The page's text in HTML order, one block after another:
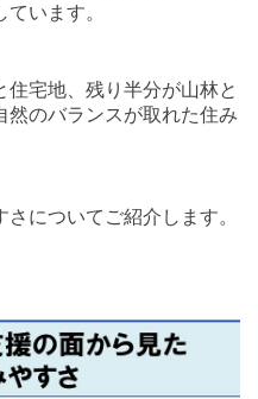
います。
宅地、残り半分が山林と
然のバランスが取れた住み
についてご紹介します。